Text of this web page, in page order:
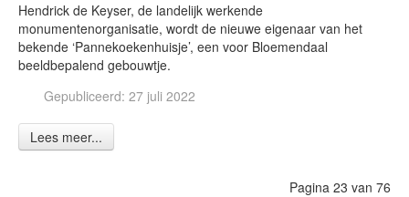
Hendrick de Keyser, de landelijk werkende
monumentenorganisatie, wordt de nieuwe eigenaar van het
bekende ‘Pannekoekenhuisje’, een voor Bloemendaal
beeldbepalend gebouwtje.
Gepubliceerd: 27 juli 2022
Lees meer...
Pagina 23 van 76